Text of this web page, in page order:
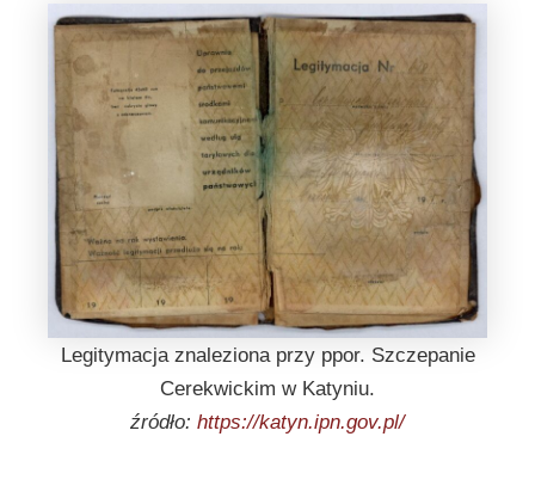
Legitymacja znaleziona przy ppor. Szczepanie
Cerekwickim w Katyniu.
źródło: https://katyn.ipn.gov.pl/